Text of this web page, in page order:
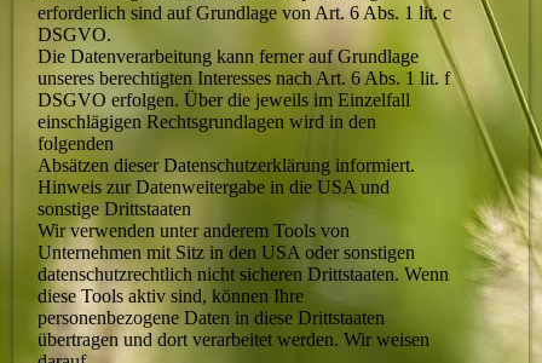
erforderlich sind auf Grundlage von Art. 6 Abs. 1 lit. c
DSGVO.
Die Datenverarbeitung kann ferner auf Grundlage
unseres berechtigten Interesses nach Art. 6 Abs. 1 lit. f
DSGVO erfolgen. Über die jeweils im Einzelfall
einschlägigen Rechtsgrundlagen wird in den
folgenden
Absätzen dieser Datenschutzerklärung informiert.
Hinweis zur Datenweitergabe in die USA und
sonstige Drittstaaten
Wir verwenden unter anderem Tools von
Unternehmen mit Sitz in den USA oder sonstigen
datenschutzrechtlich nicht sicheren Drittstaaten. Wenn
diese Tools aktiv sind, können Ihre
personenbezogene Daten in diese Drittstaaten
übertragen und dort verarbeitet werden. Wir weisen